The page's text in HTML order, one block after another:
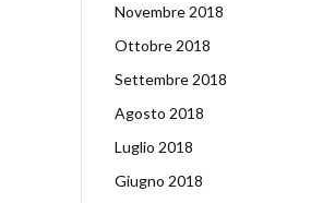
Novembre 2018
Ottobre 2018
Settembre 2018
Agosto 2018
Luglio 2018
Giugno 2018